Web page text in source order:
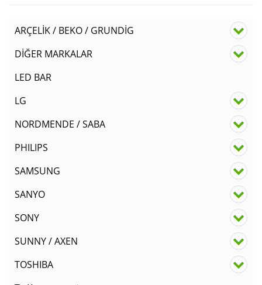
ARÇELİK / BEKO / GRUNDİG
DİĞER MARKALAR
LED BAR
LG
NORDMENDE / SABA
PHILIPS
SAMSUNG
SANYO
SONY
SUNNY / AXEN
TOSHIBA